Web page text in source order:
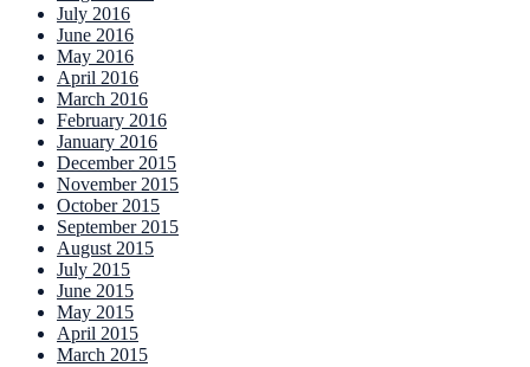
July 2016
June 2016
May 2016
April 2016
March 2016
February 2016
January 2016
December 2015
November 2015
October 2015
September 2015
August 2015
July 2015
June 2015
May 2015
April 2015
March 2015